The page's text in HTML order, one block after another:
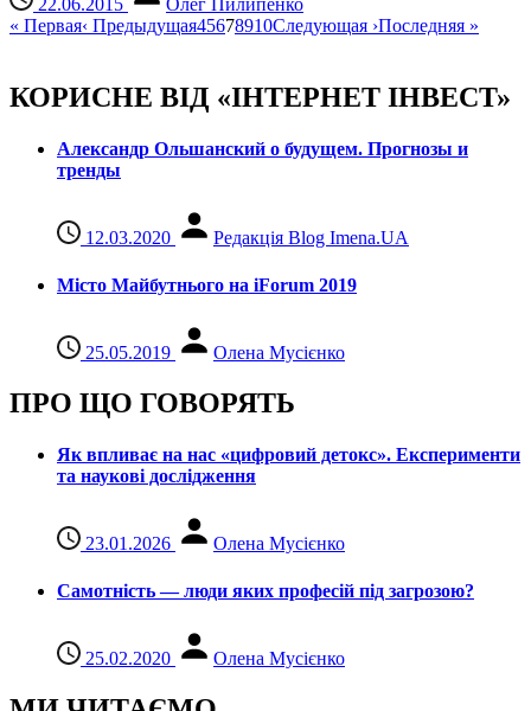
22.06.2015
Олег Пилипенко
« Первая‹ Предыдущая45678910Следующая ›Последняя »
КОРИСНЕ ВІД «ІНТЕРНЕТ ІНВЕСТ»
Александр Ольшанский о будущем. Прогнозы и
тренды
12.03.2020 Редакція Blog Imena.UA
Місто Майбутнього на iForum 2019
25.05.2019 Олена Мусієнко
ПРО ЩО ГОВОРЯТЬ
Як впливає на нас «цифровий детокс». Експерименти
та наукові дослідження
23.01.2026 Олена Мусієнко
Самотність — люди яких професій під загрозою?
25.02.2020 Олена Мусієнко